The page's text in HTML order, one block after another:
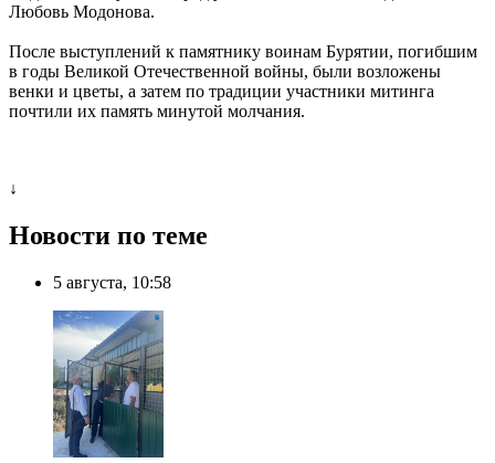
Любовь Модонова.
После выступлений к памятнику воинам Бурятии, погибшим
в годы Великой Отечественной войны, были возложены
венки и цветы, а затем по традиции участники митинга
почтили их память минутой молчания.
↓
Новости по теме
5 августа, 10:58